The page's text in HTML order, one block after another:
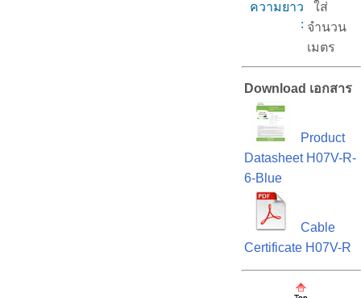
ความยาว
:
ใส่
จำนวน
เมตร
Download เอกสาร
Product
Datasheet H07V-R-
6-Blue
Cable
Certificate H07V-R